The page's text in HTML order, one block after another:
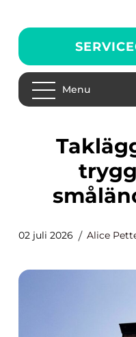
Menu
Takläggare sävsjö
02 juli 2026 Alice